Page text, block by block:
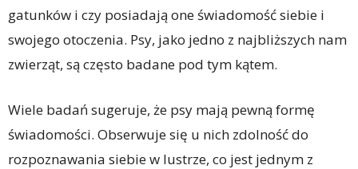
gatunków i czy posiadają one świadomość siebie i
swojego otoczenia. Psy, jako jedno z najbliższych nam
zwierząt, są często badane pod tym kątem.
Wiele badań sugeruje, że psy mają pewną formę
świadomości. Obserwuje się u nich zdolność do
rozpoznawania siebie w lustrze, co jest jednym z